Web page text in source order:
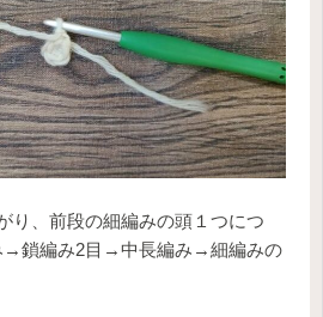
り、前段の細編みの頭１つにつ
→鎖編み2目→中長編み→細編みの